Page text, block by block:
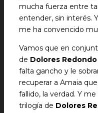
mucha fuerza entre
entender, sin interés.
me ha convencido
Vamos que en
de Dolores Redondo
falta gancho y le
recuperar a Amaia
fallido, la verdad. Y
trilogía de Dolores